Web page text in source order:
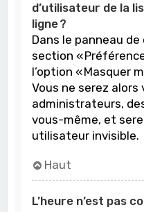
d’utilisateur de la
ligne ?
Dans le panneau
section «
l’option « Masquer
Vous ne serez alors
administrateurs,
vous-même, et
utilisateur invisible.
Haut
L’heure n’est pas